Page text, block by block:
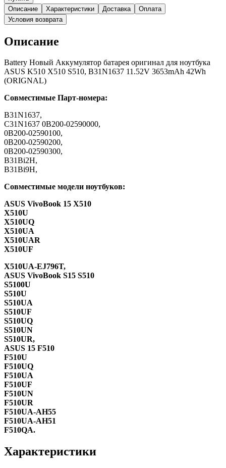
Описание
Характеристики Доставка
Оплата
Условия возврата
Описание
Battery Новый Аккумулятор батарея оригинал для ноутбука
ASUS K510 X510 S510, B31N1637 11.52V 3653mAh 42Wh
(ORIGNAL)
Совместимые Парт-номера:
B31N1637,
C31N1637 0B200-02590000,
0B200-02590100,
0B200-02590200,
0B200-02590300,
B31Bi2H,
B31Bi9H,
Совместимые модели ноутбуков:
ASUS VivoBook 15 X510
X510U
X510UQ
X510UA
X510UAR
X510UF
X510UA-EJ796T,
ASUS VivoBook S15 S510
S5100U
S510U
S510UA
S510UF
S510UQ
S510UN
S510UR,
ASUS 15 F510
F510U
F510UQ
F510UA
F510UF
F510UN
F510UR
F510UA-AH55
F510UA-AH51
F510QA.
Характеристики